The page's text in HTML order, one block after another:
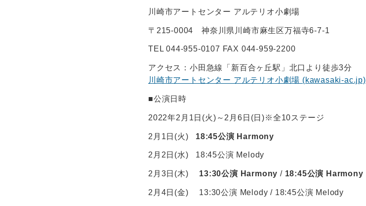
川崎市アートセンター アルテリオ小劇場
〒215-0004 神奈川県川崎市麻生区万福寺6-7-1
TEL 044-955-0107 FAX 044-959-2200
アクセス：小田急線「新百合ヶ丘駅」北口より徒歩3分
川崎市アートセンター アルテリオ小劇場 (kawasaki-ac.jp)
■公演日時
2022年2月1日(火)～2月6日(日)※全10ステージ
2月1日(火) 18:45公演 Harmony
2月2日(水) 18:45公演 Melody
2月3日(木) 13:30公演 Harmony/ 18:45公演 Harmony
2月4日(金) 13:30公演 Melody / 18:45公演 Melody